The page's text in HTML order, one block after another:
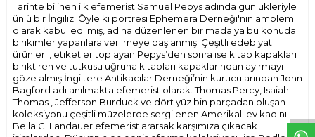
Tarihte bilinen ilk efemerist Samuel Pepys adında günlükleriyle
ünlü bir İngiliz. Öyle ki portresi Ephemera Derneği'nin amblemi
olarak kabul edilmiş, adına düzenlenen bir madalya bu konuda
birikimler yapanlara verilmeye başlanmış. Çeşitli edebiyat
ürünleri , etiketler toplayan Pepys’den sonra ise kitap kapakları
biriktiren ve tutkusu uğruna kitapları kapaklarından ayırmayı
göze almış İngiltere Antikacılar Derneği’nin kurucularından John
Bagford adı anılmakta efemerist olarak. Thomas Percy, Isaiah
Thomas , Jefferson Burduck ve dört yüz bin parçadan oluşan
koleksiyonu çeşitli müzelerde sergilenen Amerikalı ev kadını
Bella C. Landauer efemerist ararsak karşımıza çıkacak